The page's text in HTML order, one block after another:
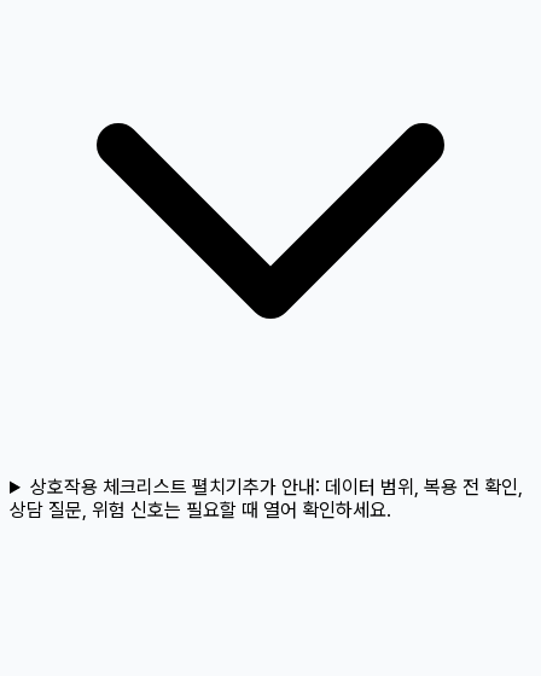
상호작용 체크리스트 펼치기추가 안내: 데이터 범위, 복용 전 확인,
상담 질문, 위험 신호는 필요할 때 열어 확인하세요.